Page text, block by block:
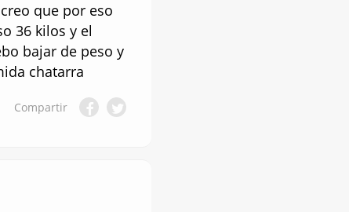
que por eso
36 kilos y el
bajar de peso y
chatarra
Compartir